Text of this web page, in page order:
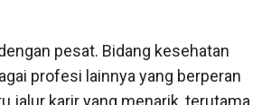
pesat. Bidang kesehatan
profesi lainnya yang berperan
jalur karir yang menarik, terutama